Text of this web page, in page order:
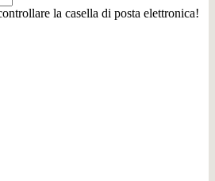
la casella di posta elettronica!